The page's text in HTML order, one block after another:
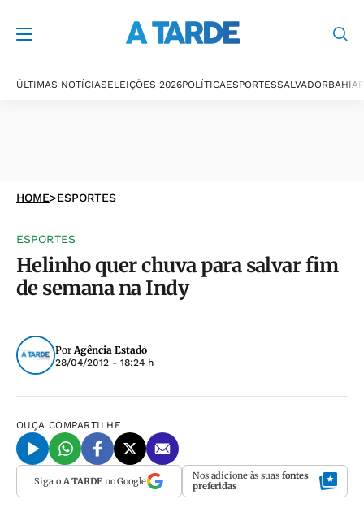
ÚLTIMAS NOTÍCIASELEIÇÕES 2026POLÍTICAESPORTESSALVADORBAHIA
HOME>ESPORTES
ESPORTES
Helinho quer chuva para salvar fim
de semana na Indy
PorAgência Estado
28/04/2012 - 18:24 h
OUÇA COMPARTILHE
Siga o A TARDEno Google Nos adicione às suas fontes
preferidas